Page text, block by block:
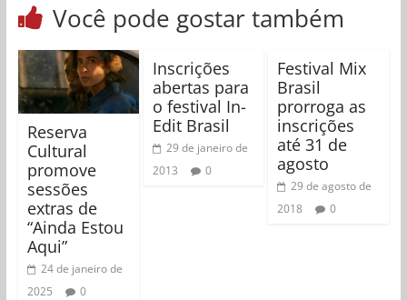
Você pode gostar também
Reserva
Cultural
promove
sessões
extras de
“Ainda Estou
Aqui”
24 de janeiro de
2025
0
Inscrições
abertas para
o festival In-
Edit Brasil
29 de janeiro de
2013
0
Festival Mix
Brasil
prorroga as
inscrições
até 31 de
agosto
29 de agosto de
2018
0